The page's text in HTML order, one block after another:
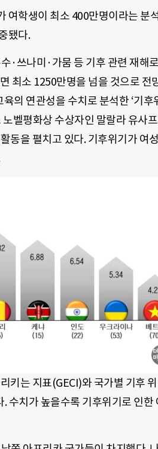
여학생이 최소 400만명이라는 분
됐다.
·쓰나미·가뭄 등 기후 관련 재해
최소 1250만명을 넘을 것으로 전
의 연관성을 수치로 분석한 ‘기후
벨평화상 수상자인 말랄라 유사
동을 펼치고 있다. 기후위기가 여
키는 지표(GECI)와 국가별 기후
수치가 높을수록 기후위기로 인한